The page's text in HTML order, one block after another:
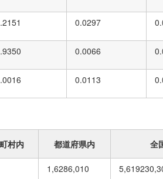
0.0297
0.0066
0.0113
村内 都道府県内 全
1,6286,010 5,619